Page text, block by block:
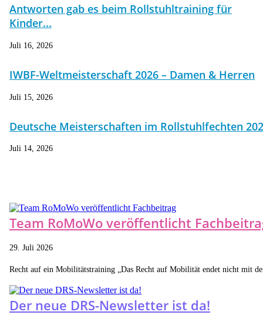
Antworten gab es beim Rollstuhltraining für
Kinder...
Juli 16, 2026
IWBF-Weltmeisterschaft 2026 – Damen & Herren
Juli 15, 2026
Deutsche Meisterschaften im Rollstuhlfechten
Juli 14, 2026
Team RoMoWo veröffentlicht
29. Juli 2026
Recht auf ein Mobilitätstraining „Das Recht auf Mobilität endet nicht mit
Der neue DRS-Newsletter ist da!